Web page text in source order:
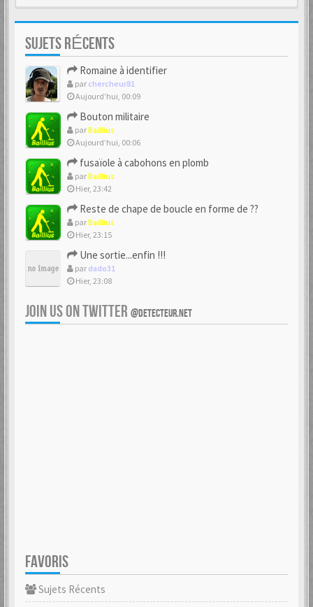
SUJETS RÉCENTS
Romaine à identifier
par chercheur81
Aujourd’hui, 00:09
Bouton militaire
parBaillius
Aujourd’hui, 00:06
fusaïole à cabohons en plomb
parBaillius
Hier, 23:42
Reste de chape de boucle en forme de ??
parBaillius
Hier, 23:15
Une sortie...enfin !!!
par dado31
Hier, 23:08
JOIN US ON TWITTER @DETECTEUR.NET
FAVORIS
Sujets Récents